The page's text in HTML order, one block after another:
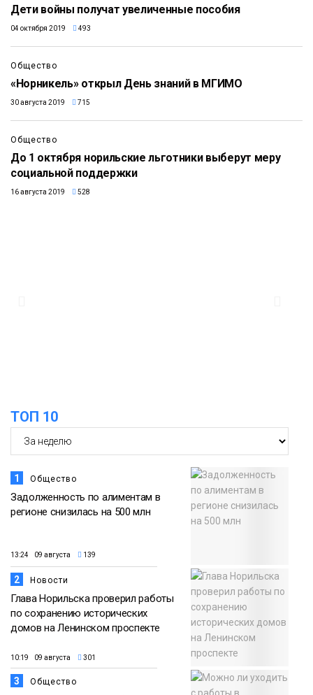
Дети войны получат увеличенные пособия
04 октября 2019 493
Общество
«Норникель» открыл День знаний в МГИМО
30 августа 2019 715
Общество
До 1 октября норильские льготники выберут меру
социальной поддержки
16 августа 2019 528
ТОП 10
1 Общество
Задолженность по алиментам в
регионе снизилась на 500 млн
13:24 09 августа 139
2 Новости
Глава Норильска проверил работы
по сохранению исторических
домов на Ленинском проспекте
10:19 09 августа 301
3 Общество